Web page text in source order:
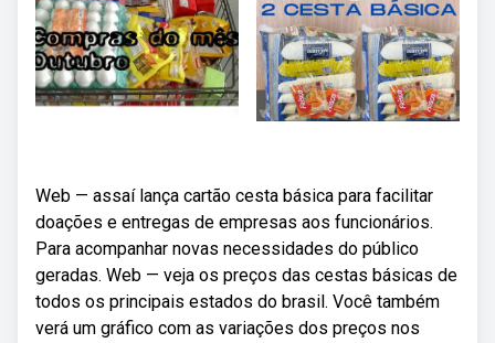
Web — assaí lança cartão cesta básica para facilitar
doações e entregas de empresas aos funcionários.
Para acompanhar novas necessidades do público
geradas. Web — veja os preços das cestas básicas de
todos os principais estados do brasil. Você também
verá um gráfico com as variações dos preços nos